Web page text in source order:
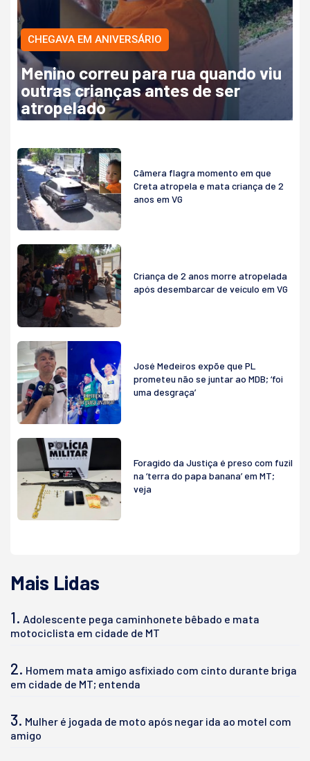
CHEGAVA EM ANIVERSÁRIO
Menino correu para rua quando viu
outras crianças antes de ser
atropelado
Câmera flagra momento em que
Creta atropela e mata criança de 2
anos em VG
Criança de 2 anos morre atropelada
após desembarcar de veículo em VG
José Medeiros expõe que PL
prometeu não se juntar ao MDB; ‘foi
uma desgraça’
Foragido da Justiça é preso com fuzil
na ‘terra do papa banana’ em MT;
veja
Mais Lidas
1. Adolescente pega caminhonete bêbado e mata
motociclista em cidade de MT
2. Homem mata amigo asfixiado com cinto durante briga
em cidade de MT; entenda
3. Mulher é jogada de moto após negar ida ao motel com
amigo